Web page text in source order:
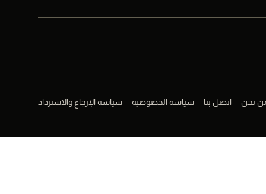
نحن اتصل بنا سياسة الخصوصية سياسة الإرجاع والاسترداد